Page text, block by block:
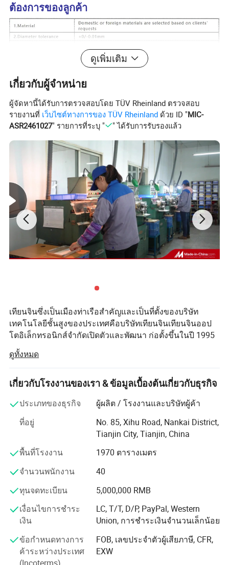
ต้องการของลูกค้า
เลนส์อื่นๆจะจัดการ
ฟิลด์แอปพลิเคชัน
ดูเพิ่มเติม
เกี่ยวกับผู้จำหน่าย
ผู้จัดหานี้ได้รับการตรวจสอบโดย TÜV Rheinland ตรวจสอบ
รายงานที่ เว็บไซต์ทางการของ TÜV Rheinland ด้วย ID "MIC-
ASR2461027" รายการที่ระบุ " " ได้รับการรับรองแล้ว
เทียนจินซึ่งเป็นเมืองท่าเรือสำคัญและเป็นที่ตั้งของบริษัท
เทคโนโลยีชั้นสูงของประเทศคือบริษัทเทียนจินเทียนจินออป
โตอิเล็กทรอนิกส์จำกัดเปิดตัวและพัฒนา ก่อตั้งขึ้นในปี 1995
โดยมุ่งเน้นการผลิตการวิจัยและการขายอุปกรณ์ออปติกที่มี
ความแม่นยำ กว่าสองทศวรรษที่ผ่านมาบริษัทของเราได้กลาย
เป็นผู้ผลิตชิ้นส่วนออปติกชิ้นส่วนคริสตัลและชิ้นส่วนประกอบ
ออปติกชั้นนำในประเทศจีน ผลิตภัณฑ์ของเราได้ส่งออกไปยัง
คิดเห็นที่ดีจากผลิตภัณฑ์ระดับชั้นนำและบริการที่เปี่ยมด้วย
ความเอาใจใส่ทั้งจากที่บ้านและต่างประเทศ เทียนจินเทียนจิ
นทาเอคจีโอปอลเทคโนโลยีจำกัดเป็นหนึ่งในกลุ่มบริษัท
เอกชนรายแรกที่ใช้ระบบออปติคที่มีความแม่นยำในจีนและ
เราไม่ใช่ที่ 1 ในเมืองเทียนจิน กว่า 20 ปีที่ผ่านมาเรายึดมั่นใน
งานฝีมือที่ยอดเยี่ยมและการวางแนวในเชิงเทคนิคเรามุ่งมั่นที่
จะดำเนินการผลิตและผลิตชิ้นส่วนออปติคัลที่มีความละเอียด
จะส่งออกไปยังยุโรปและอเมริกา เราร่วมมือกับบริษัทออปติค
ในประเทศและบริษัททหารจำนวนมาก ขอบเขตการผลิตที่
หลากหลายและกลุ่มผลิตภัณฑ์ที่สมบูรณ์แบบของเราคือ
ลักษณะเฉพาะของเราและผลิตภัณฑ์ของเราครอบคลุมทั้ง
อัลตราไวโอเลตแสงที่มองเห็นได้และสายอินฟราเรด ขอบเขต
ดูทั้งหมด
เกี่ยวกับโรงงานของเรา & ข้อมูลเบื้องต้นเกี่ยวกับธุรกิจ
ประเภทของธุรกิจ
ผู้ผลิต / โรงงานและบริษัทผู้ค้า
ที่อยู่
No. 85, Xihu Road, Nankai District,
Tianjin City, Tianjin, China
พื้นที่โรงงาน
1970 ตารางเมตร
จำนวนพนักงาน
40
ทุนจดทะเบียน
5,000,000 RMB
เงื่อนไขการชำระ
เงิน
LC, T/T, D/P, PayPal, Western
Union, การชำระเงินจำนวนเล็กน้อย
ข้อกำหนดทางการ
ค้าระหว่างประเทศ
FOB, เลขประจำตัวผู้เสียภาษี, CFR,
EXW